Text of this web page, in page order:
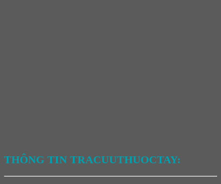
THÔNG TIN TRACUUTHUOCTAY: